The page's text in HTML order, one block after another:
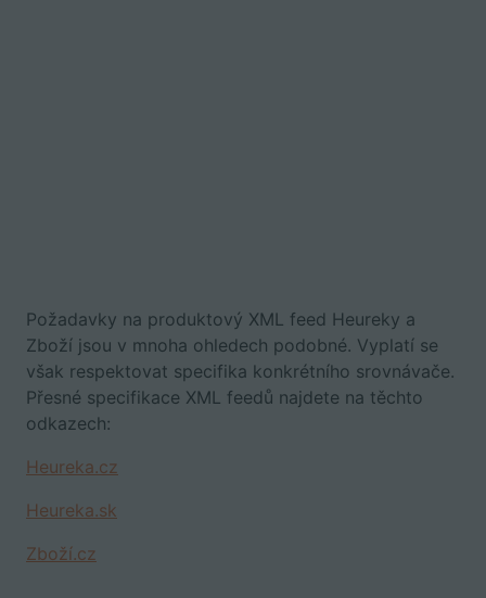
Požadavky na produktový XML feed Heureky a
Zboží jsou v mnoha ohledech podobné. Vyplatí se
však respektovat specifika konkrétního srovnávače.
Přesné specifikace XML feedů najdete na těchto
odkazech:
Heureka.cz
Heureka.sk
Zboží.cz